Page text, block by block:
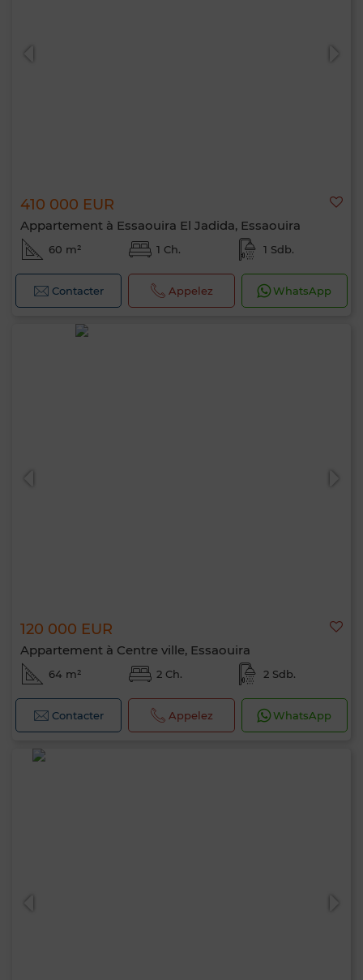
410 000 EUR
Appartement à Essaouira El Jadida, Essaouira
60 m² 1 Ch. 1 Sdb.
Contacter Appelez WhatsApp
120 000 EUR
Appartement à Centre ville, Essaouira
64 m² 2 Ch. 2 Sdb.
Contacter Appelez WhatsApp